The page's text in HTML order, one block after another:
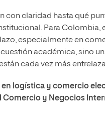
con claridad hasta qué
Para
especialmente en
académica, sino
cada vez más
logística y comercio
y Negocios